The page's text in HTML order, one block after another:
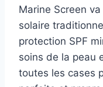
Marine Screen
solaire
protection SPF
soins de la peau
toutes les cases